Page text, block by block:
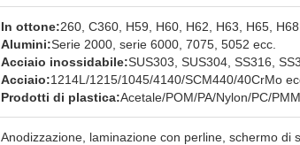
In ottone:260, C360, H59, H60, H62, H63, H65,
Alumini:Serie 2000, serie 6000, 7075, 5052 ecc.
Acciaio inossidabile:SUS303, SUS304, SS316,
Acciaio:1214L/1215/1045/4140/SCM440/40CrMo
Prodotti di plastica:Acetale/POM/PA/Nylon/PC/
Anodizzazione, laminazione con perline, schermo di